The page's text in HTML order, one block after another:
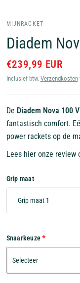
MIJNRACKET
Diadem
€239,99 EUR
Inclusief btw. Verzendkosten
De Diadem Nova 100
fantastisch comfort.
power rackets op de
Lees hier onze review
Grip maat
Snaarkeuze